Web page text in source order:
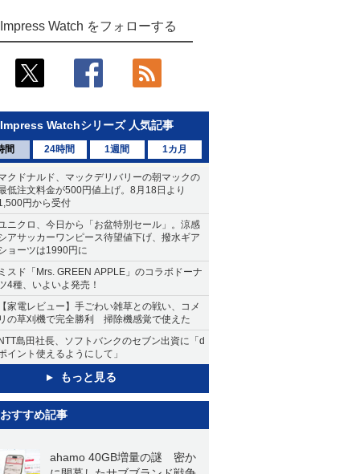
Impress Watch をフォローする
Impress Watchシリーズ 人気記事
間 24時間 1週間 1カ月
クドナルド、マックデリバリーの朝マックの
低注文料金が500円値上げ。8月18日より
円から受付
ニクロ、今日から「お盆特別セール」。涼感
アサッカーワンピース待望値下げ、撥水ギア
ョーツは1990円に
スド「Mrs. GREEN APPLE」のコラボドーナ
4種、いよいよ発売！
家電レビュー】手ごわい雑草との戦い、コメ
の草刈機で完全勝利 掃除機感覚で使えた
島田社長、ソフトバンクのセブン出資に「d
イント使えるようにして」
もっと見る
おすすめ記事
ahamo 40GB増量の謎 密か